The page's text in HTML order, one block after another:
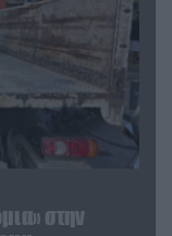
στην